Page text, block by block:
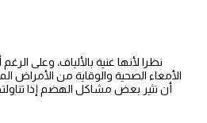
نظرا لأنها غنية بالألياف، وعلى
الأمعاء الصحية والوقاية من الأمراض
أن تثير بعض مشاكل الهضم إذا